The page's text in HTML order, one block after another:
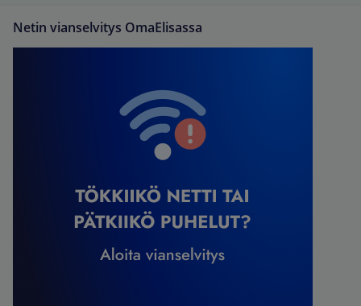
Netin vianselvitys OmaElisassa